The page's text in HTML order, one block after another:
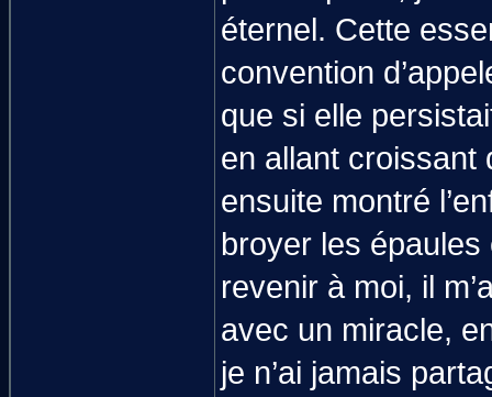
éternel. Cette
convention
que si elle
en allant croissant
ensuite montré
broyer les
revenir à moi, il
avec un miracle,
je n’ai jamais